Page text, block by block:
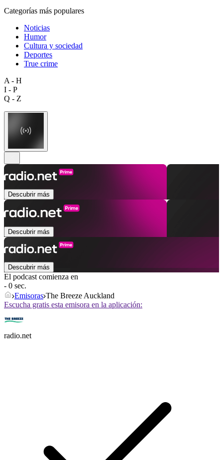
Categorías más populares
Noticias
Humor
Cultura y sociedad
Deportes
True crime
A - H
I - P
Q - Z
Descubrir más
Descubrir más
Descubrir más
El podcast comienza en
- 0 sec.
Emisoras The Breeze Auckland
Escucha gratis esta emisora en la aplicación:
radio.net